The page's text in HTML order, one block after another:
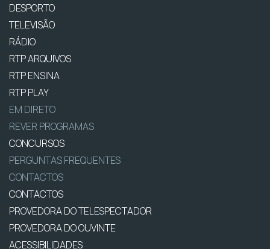
DESPORTO
TELEVISÃO
RÁDIO
RTP ARQUIVOS
RTP ENSINA
RTP PLAY
EM DIRETO
REVER PROGRAMAS
CONCURSOS
PERGUNTAS FREQUENTES
CONTACTOS
CONTACTOS
PROVEDORA DO TELESPECTADOR
PROVEDORA DO OUVINTE
ACESSIBILIDADES